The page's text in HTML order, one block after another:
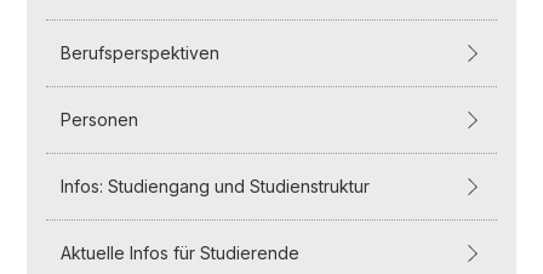
Berufsperspektiven
Personen
Infos: Studiengang und Studienstruktur
Aktuelle Infos für Studierende